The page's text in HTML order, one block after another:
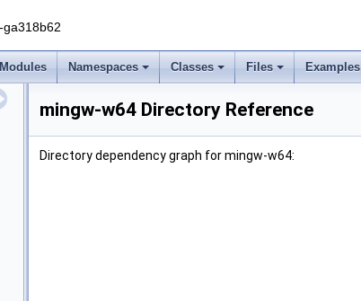
Modules Namespaces Classes Files Examples
mingw-w64 Directory Reference
Directory dependency graph for mingw-w64: